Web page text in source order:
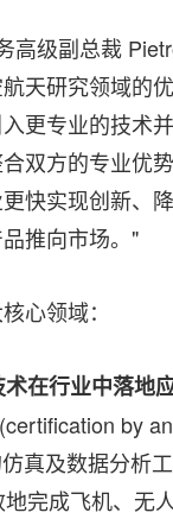
高级副总裁
天研究领域的
更专业的技术
双方的专业优
快实现创新、
推向市场。"
心领域：
在行业中落地应
by
真及数据分析
完成飞机、无